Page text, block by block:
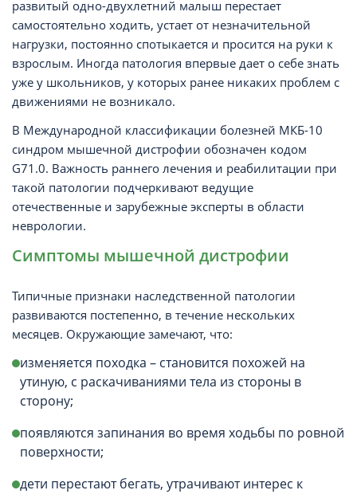
развитый одно-двухлетний малыш перестает
самостоятельно ходить, устает от незначительной
нагрузки, постоянно спотыкается и просится на руки к
взрослым. Иногда патология впервые дает о себе знать
уже у школьников, у которых ранее никаких проблем с
движениями не возникало.
В Международной классификации болезней МКБ-10
синдром мышечной дистрофии обозначен кодом
G71.0. Важность раннего лечения и реабилитации при
такой патологии подчеркивают ведущие
отечественные и зарубежные эксперты в области
неврологии.
Симптомы мышечной дистрофии
Типичные признаки наследственной патологии
развиваются постепенно, в течение нескольких
месяцев. Окружающие замечают, что:
изменяется походка – становится похожей на
утиную, с раскачиваниями тела из стороны в
сторону;
появляются запинания во время ходьбы по ровной
поверхности;
дети перестают бегать, утрачивают интерес к